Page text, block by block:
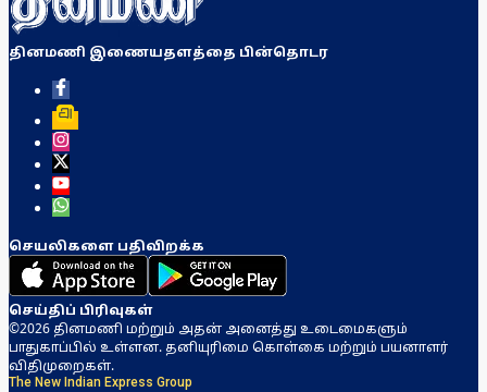
தினமணி இணையதளத்தை பின்தொடர
செயலிகளை பதிவிறக்க
செய்திப் பிரிவுகள்
©2026 தினமணி மற்றும் அதன் அனைத்து உடைமைகளும்
பாதுகாப்பில் உள்ளன. தனியுரிமை கொள்கை மற்றும் பயனாளர்
விதிமுறைகள்.
The New Indian Express Group